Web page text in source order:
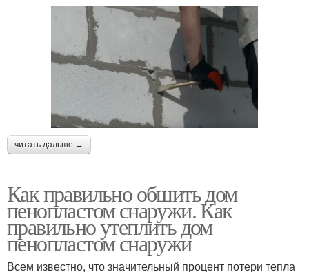
читать дальше →
Как правильно обшить дом
пенопластом снаружи. Как
правильно утеплить дом
пенопластом снаружи
Всем известно, что значительный процент потери тепла